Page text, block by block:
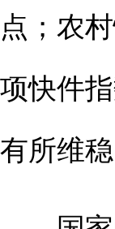
点；农
项快件
有所维